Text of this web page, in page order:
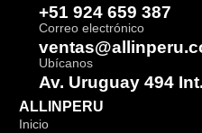
+51 924 659 387
Correo electrónico
Ubícanos
Av. Uruguay 494
ALLINPERU
Inicio